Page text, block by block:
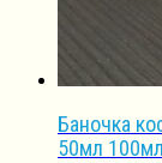
Баночка
50мл